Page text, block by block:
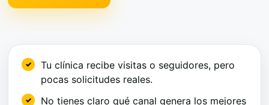
Tu clínica recibe visitas o seguidores, pero
pocas solicitudes reales.
No tienes claro qué canal genera los mejores